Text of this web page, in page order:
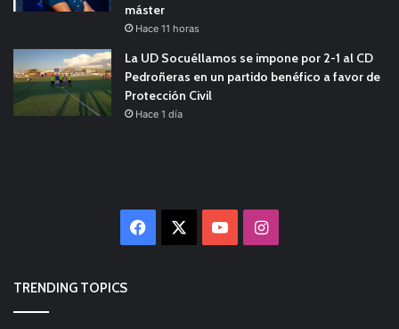
máster
Hace 11 horas
La UD Socuéllamos se impone por 2-1 al CD
Pedroñeras en un partido benéfico a favor de
Protección Civil
Hace 1 día
Facebook YouTubeInstagram
TRENDING TOPICS